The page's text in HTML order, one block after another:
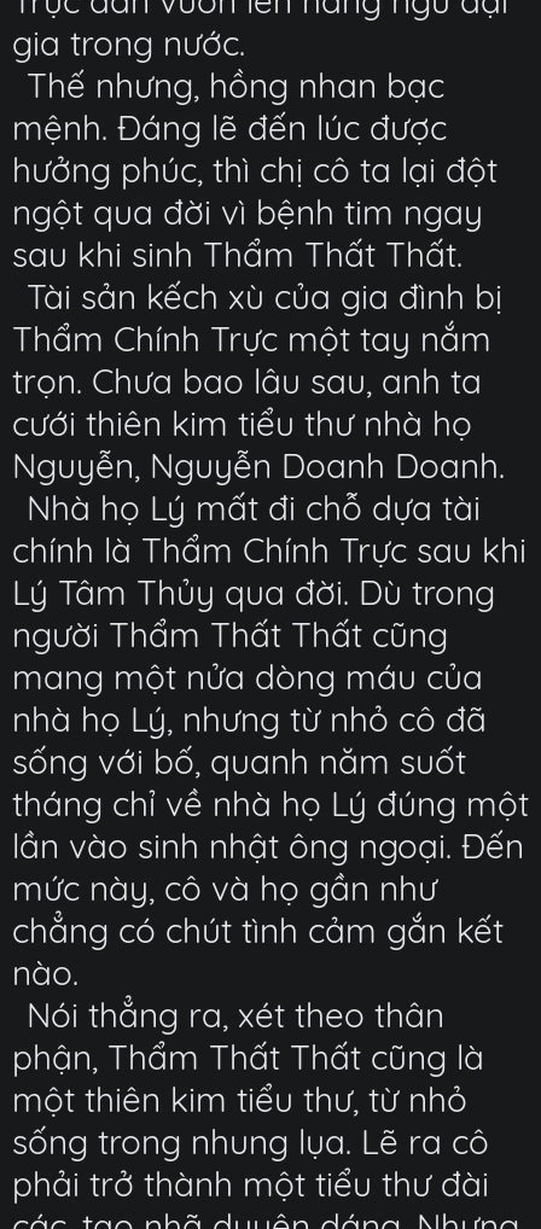
gia trong nước.
Thế nhưng, hồng nhan bạc
mệnh. Đáng lẽ đến lúc được
hưởng phúc, thì chị cô ta lại đột
ngột qua đời vì bệnh tim ngay
sau khi sinh Thẩm Thất Thất.
Tài sản kếch xù của gia đình bị
Thẩm Chính Trực một tay nắm
trọn. Chưa bao lâu sau, anh ta
cưới thiên kim tiểu thư nhà họ
Nguyễn, Nguyễn Doanh Doanh.
Nhà họ Lý mất đi chỗ dựa tài
chính là Thẩm Chính Trực sau khi
Lý Tâm Thủy qua đời. Dù trong
người Thẩm Thất Thất cũng
mang một nửa dòng máu của
nhà họ Lý, nhưng từ nhỏ cô đã
sống với bố, quanh năm suốt
tháng chỉ về nhà họ Lý đúng một
lần vào sinh nhật ông ngoại. Đến
mức này, cô và họ gần như
chẳng có chút tình cảm gắn kết
nào.
Nói thẳng ra, xét theo thân
phận, Thẩm Thất Thất cũng là
một thiên kim tiểu thư, từ nhỏ
sống trong nhung lụa. Lẽ ra cô
phải trở thành một tiểu thư đài